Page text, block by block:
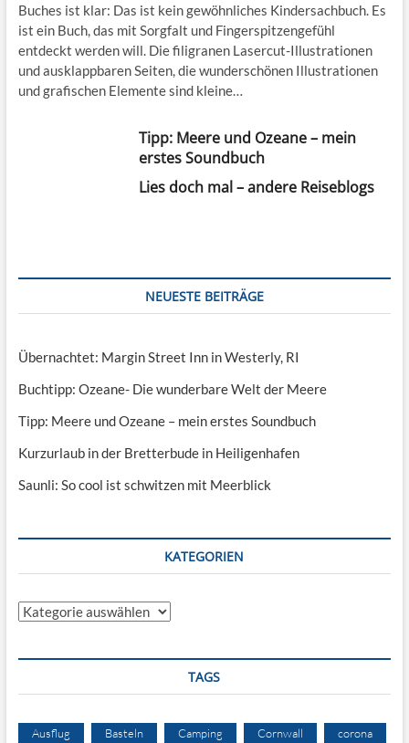
Buches ist klar: Das ist kein gewöhnliches Kindersachbuch. Es
ist ein Buch, das mit Sorgfalt und Fingerspitzengefühl
entdeckt werden will. Die filigranen Lasercut-Illustrationen
und ausklappbaren Seiten, die wunderschönen Illustrationen
und grafischen Elemente sind kleine…
Tipp: Meere und Ozeane – mein
erstes Soundbuch
Lies doch mal – andere Reiseblogs
NEUESTE BEITRÄGE
Übernachtet: Margin Street Inn in Westerly, RI
Buchtipp: Ozeane- Die wunderbare Welt der Meere
Tipp: Meere und Ozeane – mein erstes Soundbuch
Kurzurlaub in der Bretterbude in Heiligenhafen
Saunli: So cool ist schwitzen mit Meerblick
KATEGORIEN
Kategorien
TAGS
Ausflug Basteln Camping Cornwall corona